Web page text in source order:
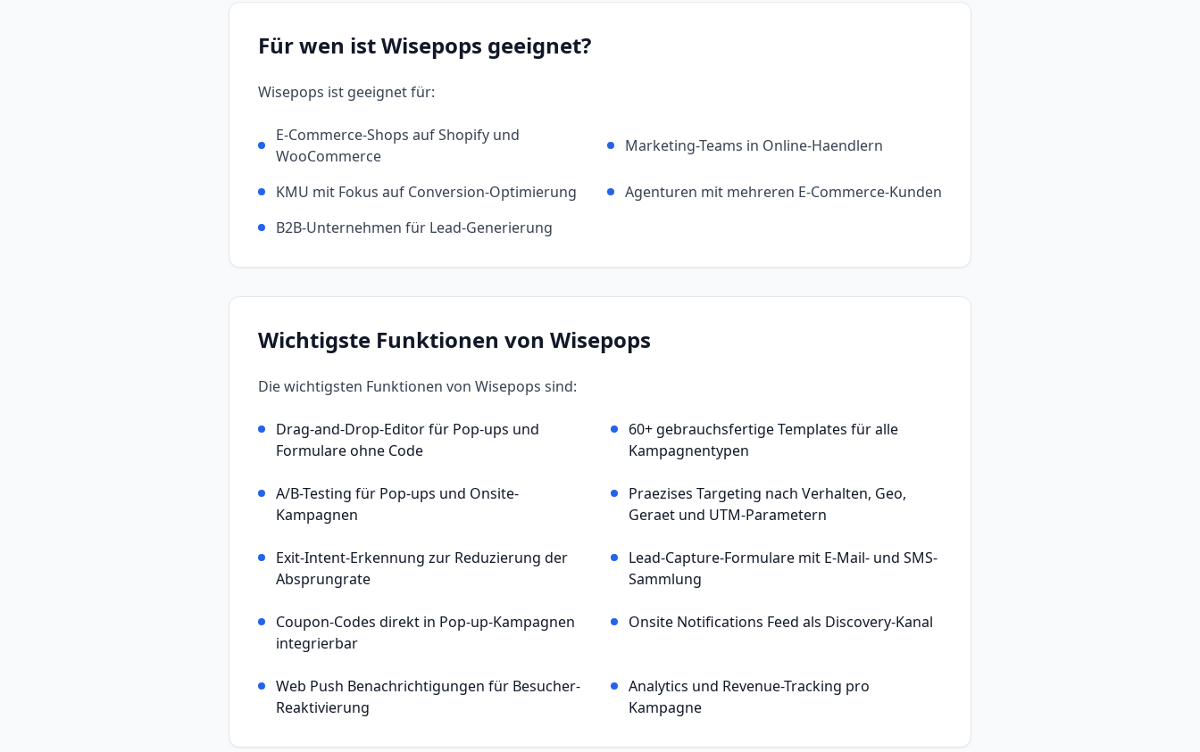
Für wen istWisepops geeignet?
Wisepops ist geeignet für:
E-Commerce-Shops auf Shopify und
WooCommerce
Marketing-Teams in Online-Haendlern
KMU mit Fokus auf Conversion-Optimierung
Agenturen mit mehreren E-Commerce-Kunden
B2B-Unternehmen für Lead-Generierung
Wichtigste Funktionen von Wisepops
Die wichtigsten Funktionen von Wisepops sind:
Drag-and-Drop-Editor für Pop-ups und
Formulare ohne Code
60+ gebrauchsfertige Templates für alle
Kampagnentypen
A/B-Testing für Pop-ups und Onsite-
Kampagnen
Praezises Targeting nach Verhalten, Geo,
Geraet und UTM-Parametern
Exit-Intent-Erkennung zur Reduzierung der
Absprungrate
Lead-Capture-Formulare mit E-Mail- und SMS-
Sammlung
Coupon-Codes direkt in Pop-up-Kampagnen
integrierbar
Onsite Notifications Feed als Discovery-Kanal
Web Push Benachrichtigungen für Besucher-
Reaktivierung
Analytics und Revenue-Tracking pro
Kampagne